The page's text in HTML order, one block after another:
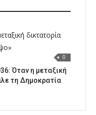
0
Όταν η μεταξική
τη Δημοκρατία